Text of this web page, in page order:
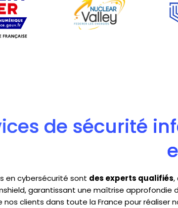
de sécurité
en cybersécurité sont des experts qualifiés,
garantissant une maîtrise approfondie
nos clients dans toute la France pour réaliser